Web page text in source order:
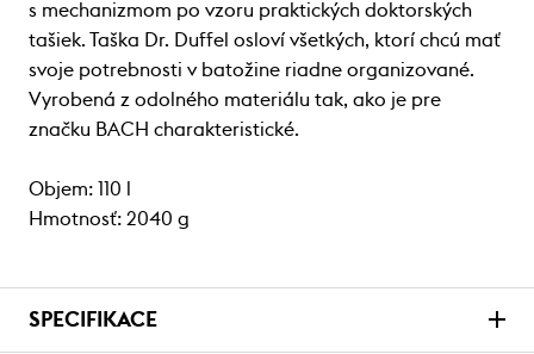
s mechanizmom po vzoru praktických doktorských
tašiek. Taška Dr. Duffel osloví všetkých, ktorí chcú mať
svoje potrebnosti v batožine riadne organizované.
Vyrobená z odolného materiálu tak, ako je pre
značku BACH charakteristické.
Objem: 110 l
Hmotnosť: 2040 g
SPECIFIKACE